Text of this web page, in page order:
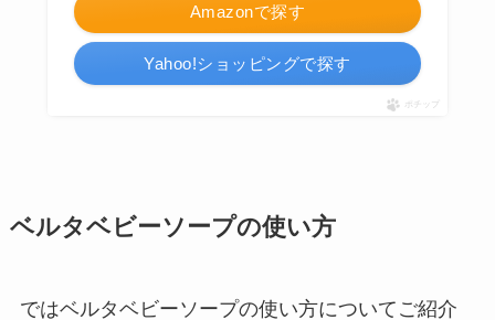
Amazonで探す
Yahoo!ショッピングで探す
ポチップ
ベルタベビーソープの使い方
ではベルタベビーソープの使い方についてご紹介